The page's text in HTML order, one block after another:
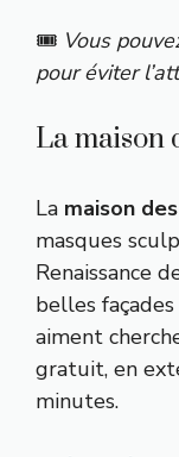
🎟️ Vous
pour éviter
La maison
La maison
masques
Renaissance
belles façades
aiment
gratuit, en
minutes.